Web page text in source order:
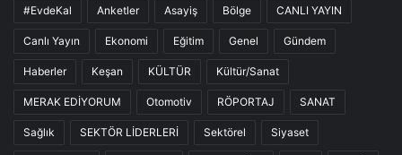
#EvdeKal Anketler Asayiş Bölge CANLI YAYIN
Canlı Yayın Ekonomi Eğitim Genel Gündem
Haberler Keşan KÜLTÜR Kültür/Sanat
MERAK EDİYORUM Otomotiv RÖPORTAJ SANAT
Sağlık SEKTÖR LİDERLERİ Sektörel Siyaset